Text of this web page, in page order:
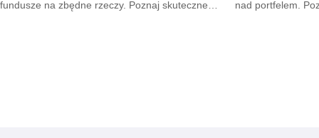
fundusze na zbędne rzeczy. Poznaj skuteczne
nad portfelem.